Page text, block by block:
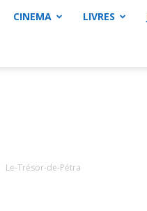
CINEMA LIVRES
Le-Trésor-de-Pétra